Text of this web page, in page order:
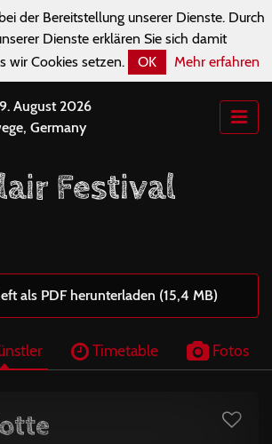
der Bereitstellung unserer Dienste. Durch
Dienste erklären Sie sich damit
wir Cookies setzen.
OK Mehr erfahren
August 2026
Germany
Festival
als PDF herunterladen (15,4 MB)
Timetable Fotos